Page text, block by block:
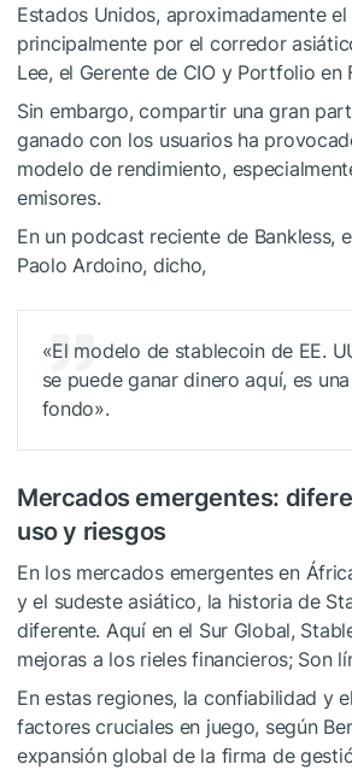
Estados Unidos, aproximadamente
principalmente por el corredor
Lee, el Gerente de CIO y Portfolio en
Sin embargo, compartir una gran
ganado con los usuarios ha
modelo de rendimiento,
emisores.
En un podcast reciente de Bankless,
Paolo Ardoino, dicho,
«El modelo de stablecoin de EE.
se puede ganar dinero aquí, es
fondo».
Mercados emergentes:
uso y riesgos
En los mercados emergentes en
y el sudeste asiático, la historia de
diferente. Aquí en el Sur Global,
mejoras a los rieles financieros; Son
En estas regiones, la confiabilidad y
factores cruciales en juego, según
expansión global de la firma de